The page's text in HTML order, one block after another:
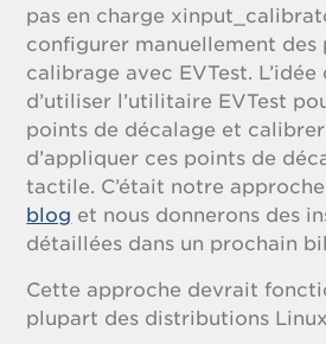
pas en charge
configurer manuellement des
calibrage avec EVTest. L’idée
d’utiliser l’utilitaire EVTest
points de décalage et
d’appliquer ces points de
tactile. C’était notre
blog et nous donnerons des
détaillées dans un prochain
Cette approche devrait
plupart des distributions